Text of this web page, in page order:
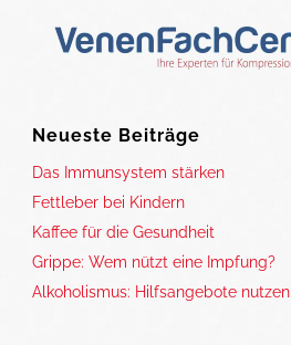
Neueste Beiträge
Das Immunsystem stärken
Fettleber bei Kindern
Kaffee für die Gesundheit
Grippe: Wem nützt eine Impfung?
Alkoholismus: Hilfsangebote nutzen